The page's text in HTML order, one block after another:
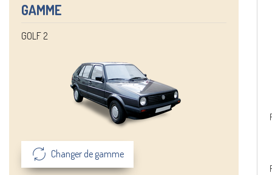
GAMME
GOLF 2
Changer de gamme